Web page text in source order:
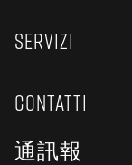
SERVIZI
CONTATTI
通訊報